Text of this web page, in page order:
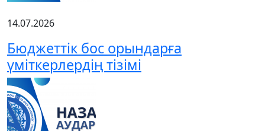
14.07.2026
Бюджеттік бос орындарға
үміткерлердің тізімі